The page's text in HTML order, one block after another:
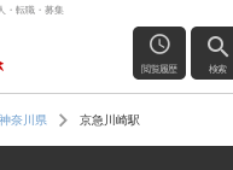
・転職・募集
閲覧履歴 検索
神奈川県 京急川崎駅